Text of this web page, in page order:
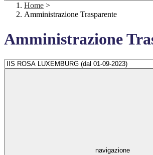
Home >
Amministrazione Trasparente
Amministrazione
navigazione